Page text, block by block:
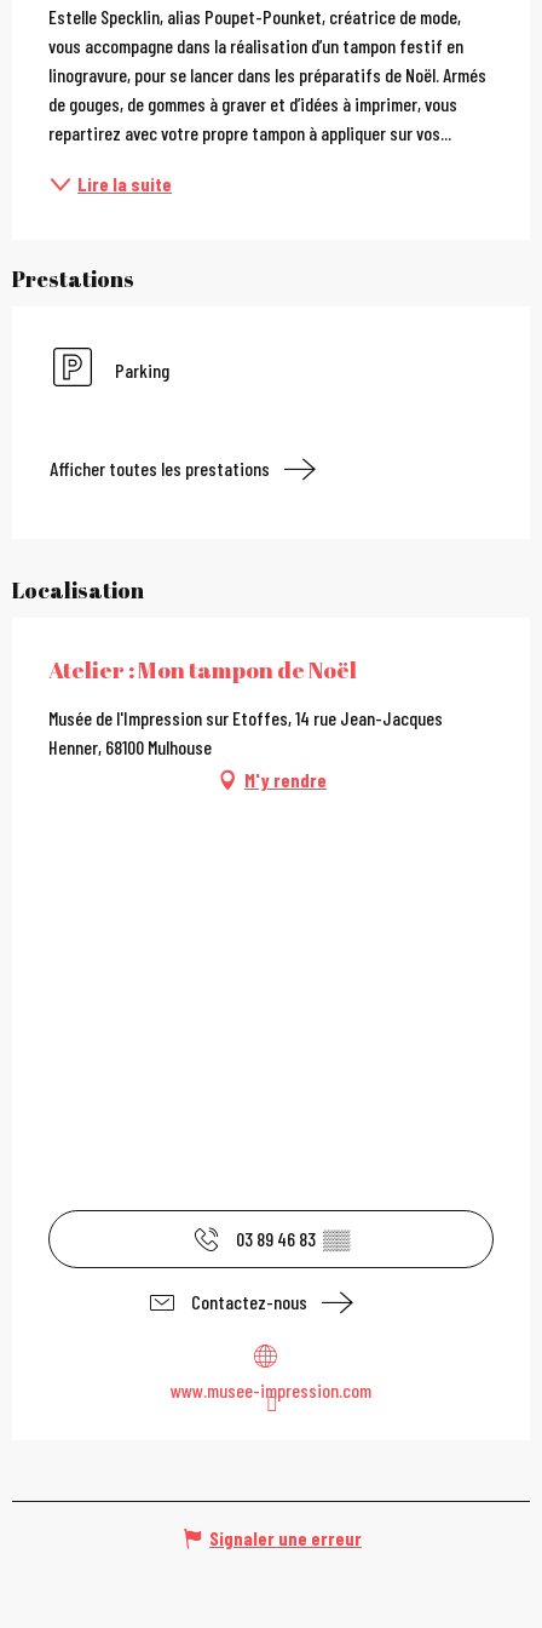
Estelle Specklin, alias Poupet-Pounket, créatrice de mode,
vous accompagne dans la réalisation d’un tampon festif en
linogravure, pour se lancer dans les préparatifs de Noël. Armés
de gouges, de gommes à graver et d’idées à imprimer, vous
repartirez avec votre propre tampon à appliquer sur vos...
Lire la suite
Prestations
Parking
Afficher toutes les prestations
Localisation
Atelier : Mon tampon de Noël
Musée de l'Impression sur Etoffes, 14 rue Jean-Jacques
Henner, 68100 Mulhouse
M'y rendre
03 89 46 83 ▒▒
Contactez-nous
www.musee-impression.com
Signaler une erreur